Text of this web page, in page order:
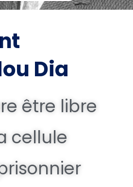
Dia
être libre
cellule